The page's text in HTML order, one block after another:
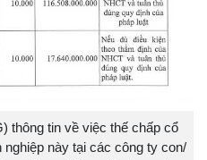
thông tin về việc thế chấp cổ
này tại các công ty con/